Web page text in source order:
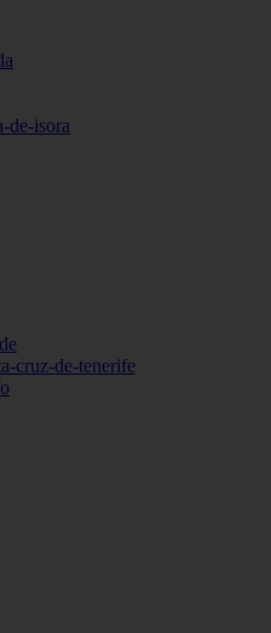
de-isora
cruz-de-tenerife